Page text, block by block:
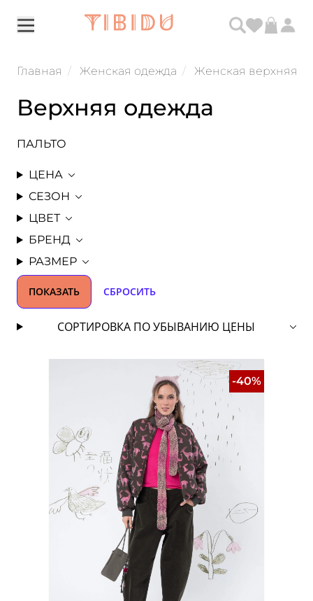
Главная Женская одежда Женская верхняя
Верхняя одежда
ПАЛЬТО
ЦЕНА
СЕЗОН
ЦВЕТ
БРЕНД
РАЗМЕР
ПОКАЗАТЬ СБРОСИТЬ
СОРТИРОВКА ПО УБЫВАНИЮ ЦЕНЫ
-40%